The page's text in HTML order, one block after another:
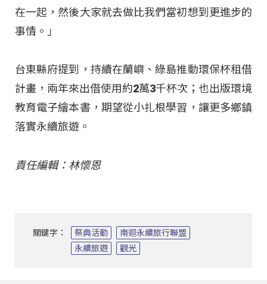
在一起，然後大家就去做比我們當初想到更進步的
事情。」
台東縣府提到，持續在蘭嶼、綠島推動環保杯租借
計畫，兩年來出借使用約2萬3千杯次；也出版環境
教育電子繪本書，期望從小扎根學習，讓更多鄉鎮
落實永續旅遊。
責任編輯：林懷恩
關鍵字： 祭典活動
南迴永續旅行聯盟
永續旅遊
觀光